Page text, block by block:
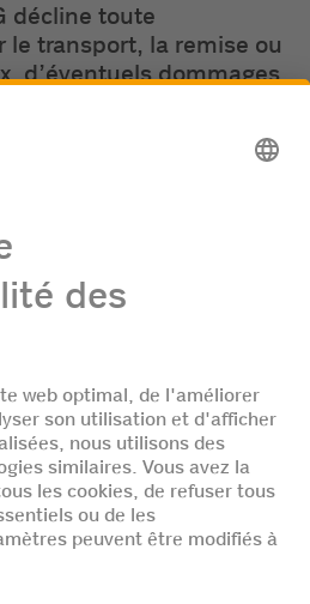
décline toute
le transport, la remise ou
d’éventuels dommages
des gagnants seront
seront traitées
de protection